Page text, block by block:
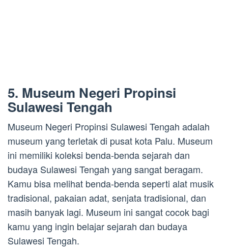
5. Museum Negeri Propinsi
Sulawesi Tengah
Museum Negeri Propinsi Sulawesi Tengah adalah
museum yang terletak di pusat kota Palu. Museum
ini memiliki koleksi benda-benda sejarah dan
budaya Sulawesi Tengah yang sangat beragam.
Kamu bisa melihat benda-benda seperti alat musik
tradisional, pakaian adat, senjata tradisional, dan
masih banyak lagi. Museum ini sangat cocok bagi
kamu yang ingin belajar sejarah dan budaya
Sulawesi Tengah.